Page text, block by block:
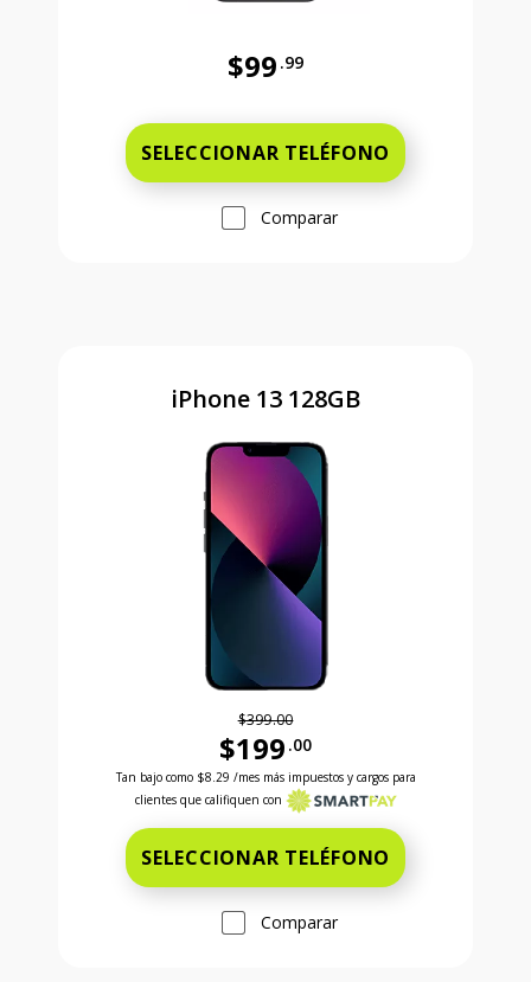
$99 .99
SELECCIONAR TELÉFONO
Comparar
iPhone 13 128GB
$399.00
$199 .00
Antes el precio era 399 dollars and 00 cents
Tan bajo como $8.29 /mes más impuestos y cargos para
clientes que califiquen con
SELECCIONAR TELÉFONO
Comparar